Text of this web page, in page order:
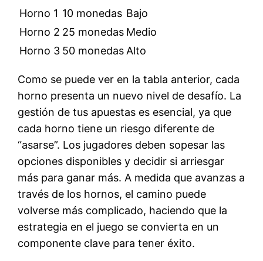
Horno 1 10 monedas Bajo
Horno 2 25 monedas Medio
Horno 3 50 monedas Alto
Como se puede ver en la tabla anterior, cada
horno presenta un nuevo nivel de desafío. La
gestión de tus apuestas es esencial, ya que
cada horno tiene un riesgo diferente de
“asarse”. Los jugadores deben sopesar las
opciones disponibles y decidir si arriesgar
más para ganar más. A medida que avanzas a
través de los hornos, el camino puede
volverse más complicado, haciendo que la
estrategia en el juego se convierta en un
componente clave para tener éxito.